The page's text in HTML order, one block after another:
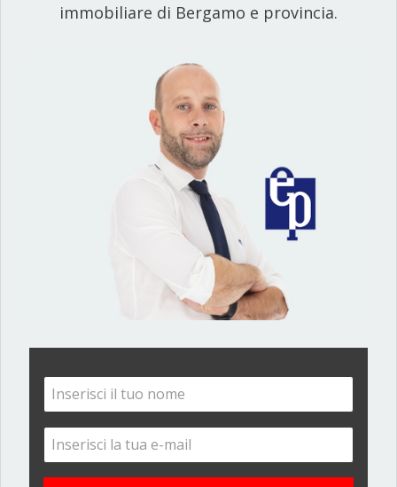
immobiliare di Bergamo e provincia.